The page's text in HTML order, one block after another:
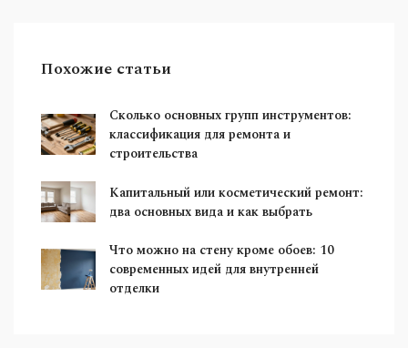
Похожие статьи
Сколько основных групп инструментов:
классификация для ремонта и
строительства
Капитальный или косметический ремонт:
два основных вида и как выбрать
Что можно на стену кроме обоев: 10
современных идей для внутренней
отделки